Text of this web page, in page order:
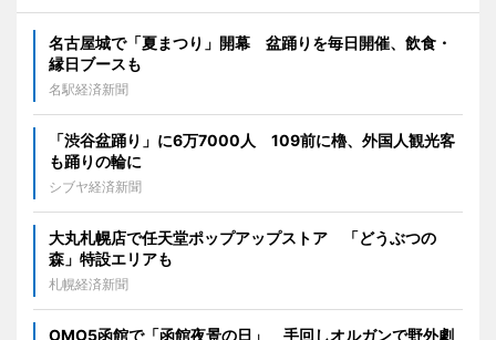
名古屋城で「夏まつり」開幕 盆踊りを毎日開催、飲食・
縁日ブースも
名駅経済新聞
「渋谷盆踊り」に6万7000人 109前に櫓、外国人観光客
も踊りの輪に
シブヤ経済新聞
大丸札幌店で任天堂ポップアップストア 「どうぶつの
森」特設エリアも
札幌経済新聞
OMO5函館で「函館夜景の日」 手回しオルガンで野外劇